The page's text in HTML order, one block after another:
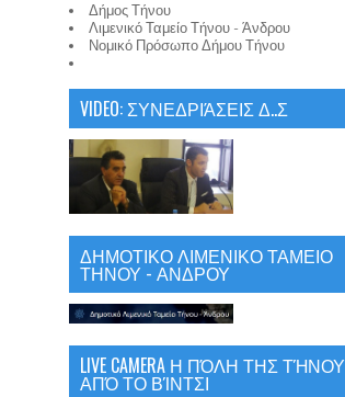
Δήμος Τήνου
Λιμενικό Ταμείο Τήνου - Άνδρου
Νομικό Πρόσωπο Δήμου Τήνου
VIDEO: ΣΥΝΕΔΡΙΆΣΕΙΣ Δ..Σ
ΔΗΜΟΤΙΚΟ ΛΙΜΕΝΙΚΟ ΤΑΜΕΙΟ
ΤΗΝΟΥ - ΑΝΔΡΟΥ
LIVE CAMERA Η ΠΌΛΗ ΤΗΣ ΤΉΝΟΥ
ΑΠΌ ΤΟ ΒΊΝΤΣΙ